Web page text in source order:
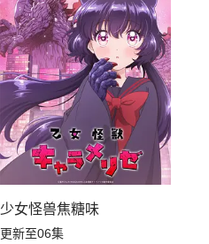
少女怪兽焦糖味
更新至06集